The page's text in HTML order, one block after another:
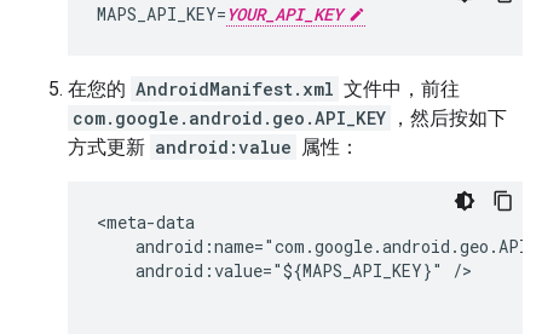
MAPS_API_KEY= YOUR_API_KEY
在您的 AndroidManifest.xml 文件中，前往
com.google.android.geo.API_KEY ，然后按如下
方式更新 android:value 属性：
<meta-data
    android:value="${MAPS_API_KEY}" />